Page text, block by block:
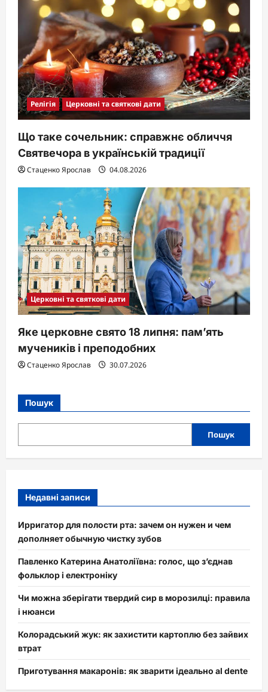
Релігія Церковні та святкові дати
Що таке сочельник: справжнє обличчя
Святвечора в українській традиції
Стаценко Ярослав 04.08.2026
Церковні та святкові дати
Яке церковне свято 18 липня: пам’ять
мучеників і преподобних
Стаценко Ярослав 30.07.2026
Пошук
Пошук
Недавні записи
Ирригатор для полости рта: зачем он нужен и чем
дополняет обычную чистку зубов
Павленко Катерина Анатоліївна: голос, що з’єднав
фольклор і електроніку
Чи можна зберігати твердий сир в морозилці: правила
і нюанси
Колорадський жук: як захистити картоплю без зайвих
втрат
Приготування макаронів: як зварити ідеально al dente